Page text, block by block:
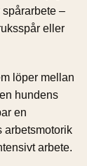
–
eller
löper mellan
hundens
en
arbetsmotorik
arbete.